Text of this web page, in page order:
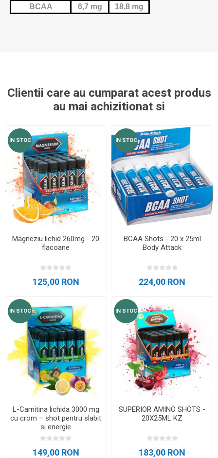
BCAA 6,7 mg 18,8 mg
Clientii care au cumparat acest produs
au mai achizitionat si
IN STOC
Magneziu lichid 260mg - 20
flacoane
125,00 RON
IN STOC
BCAA Shots - 20 x 25ml
Body Attack
224,00 RON
IN STOC
L-Carnitina lichida 3000 mg
cu crom – shot pentru slabit
si energie
149,00 RON
IN STOC
SUPERIOR AMINO SHOTS -
20X25ML KZ
183,00 RON